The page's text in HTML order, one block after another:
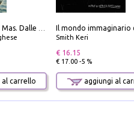
carrello
Il mondo immaginario
Smith Keri
€ 16.15
€ 17.00 -5 %
aggiungi al